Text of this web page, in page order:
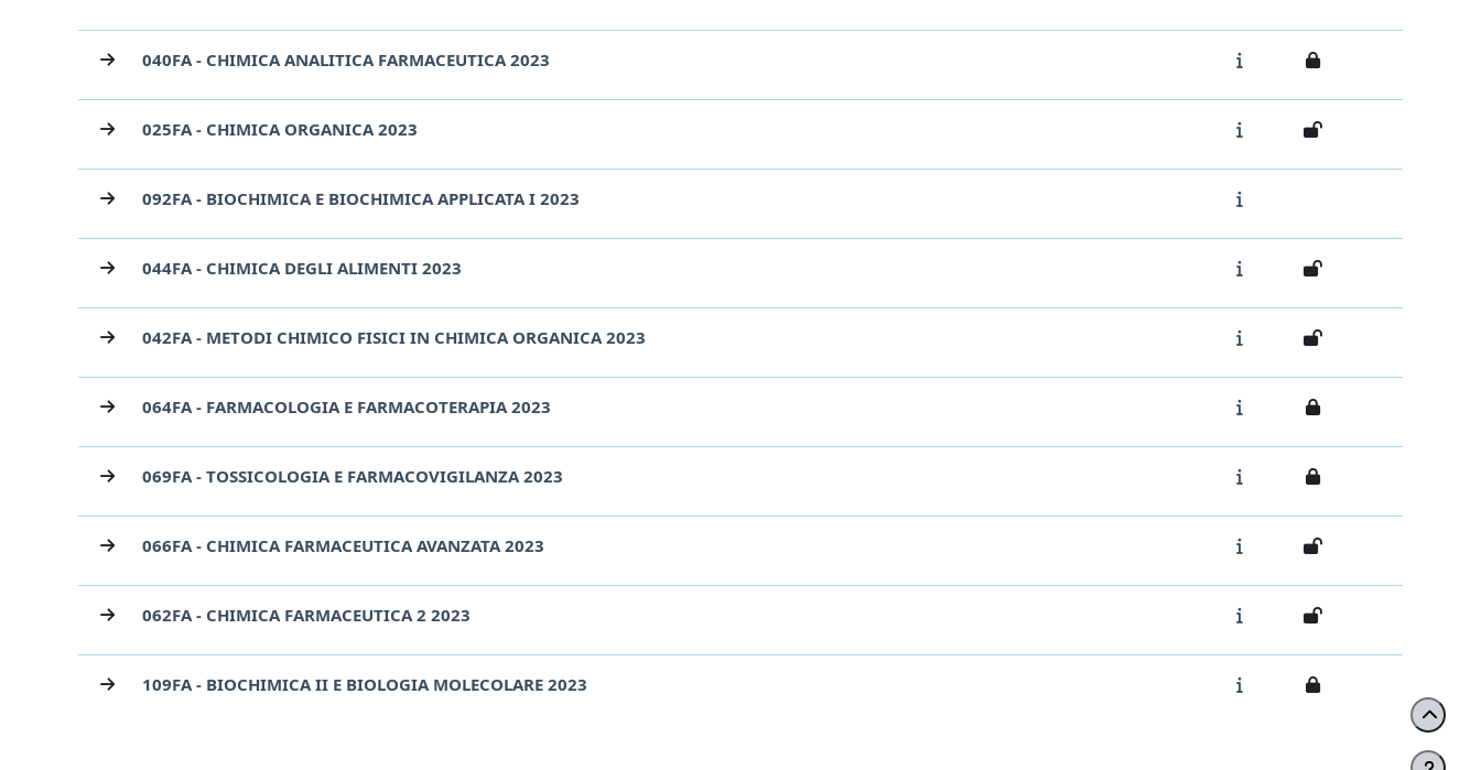
040FA - CHIMICA ANALITICA FARMACEUTICA 2023
025FA - CHIMICA ORGANICA 2023
092FA - BIOCHIMICA E BIOCHIMICA APPLICATA I 2023
044FA - CHIMICA DEGLI ALIMENTI 2023
042FA - METODI CHIMICO FISICI IN CHIMICA ORGANICA 2023
064FA - FARMACOLOGIA E FARMACOTERAPIA 2023
069FA - TOSSICOLOGIA E FARMACOVIGILANZA 2023
066FA - CHIMICA FARMACEUTICA AVANZATA 2023
062FA - CHIMICA FARMACEUTICA 2 2023
109FA - BIOCHIMICA II E BIOLOGIA MOLECOLARE 2023